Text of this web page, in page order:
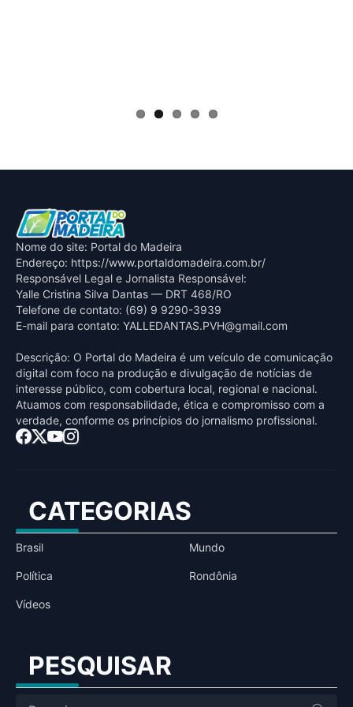
Nome do site: Portal do Madeira
Endereço: https://www.portaldomadeira.com.br/
Responsável Legal e Jornalista Responsável:
Yalle Cristina Silva Dantas — DRT 468/RO
Telefone de contato: (69) 9 9290-3939
E-mail para contato: YALLEDANTAS.PVH@gmail.com
Descrição: O Portal do Madeira é um veículo de comunicação
digital com foco na produção e divulgação de notícias de
interesse público, com cobertura local, regional e nacional.
Atuamos com responsabilidade, ética e compromisso com a
verdade, conforme os princípios do jornalismo profissional.
CATEGORIAS
Brasil Mundo
Política Rondônia
Vídeos
PESQUISAR